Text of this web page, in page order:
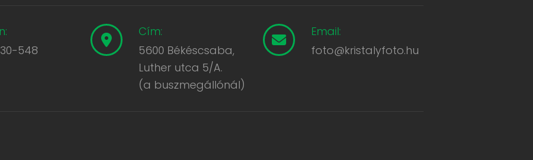
548
Cím:
5600 Békéscsaba,
Luther utca 5/A.
(a buszmegállónál)
Email:
foto@kristalyfoto.hu